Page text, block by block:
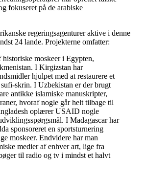
fokuseret på de arabiske
regeringsagenturer aktive i denne
24 lande. Projekterne omfatter:
historiske moskeer i Egypten,
I Kirgizstan har
hjulpet med at restaurere et
skrin. I Uzbekistan er der brugt
antikke islamiske manuskripter,
hvoraf nogle går helt tilbage til
oplærer USAID nogle
I Madagascar har
sponsoreret en sportsturnering
moskeer. Endvidere har man
medier af enhver art, lige fra
til radio og tv i mindst et halvt